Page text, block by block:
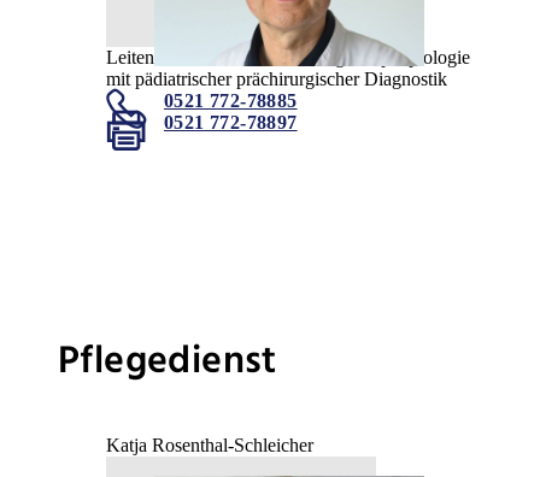
Leitender Arzt Kinder- und Jugendepileptologie
mit pädiatrischer prächirurgischer Diagnostik
0521 772-78885
0521 772-78897
Pflegedienst
Katja Rosenthal-Schleicher